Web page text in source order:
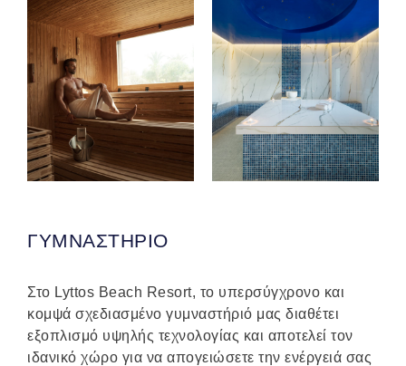
ΓΥΜΝΑΣΤΗΡΙΟ
Στο Lyttos Beach Resort, το υπερσύγχρονο και
κομψά σχεδιασμένο γυμναστήριό μας διαθέτει
εξοπλισμό υψηλής τεχνολογίας και αποτελεί τον
ιδανικό χώρο για να απογειώσετε την ενέργειά σας